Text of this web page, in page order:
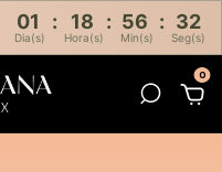
01 : 18 : 56 : 32
Dia(s) Hora(s) Min(s) Seg(s)
0